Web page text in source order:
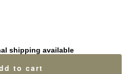
shipping available
to cart